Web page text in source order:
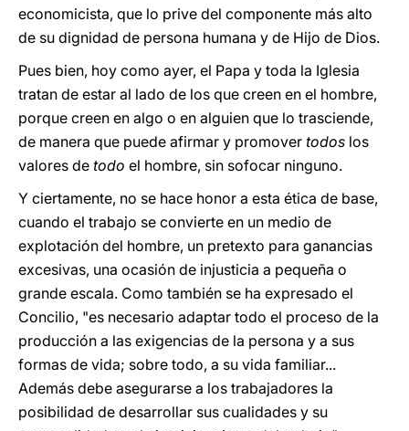
economicista, que lo prive del componente más alto
de su dignidad de persona humana y de Hijo de Dios.
Pues bien, hoy como ayer, el Papa y toda la Iglesia
tratan de estar al lado de los que creen en el hombre,
porque creen en algo o en alguien que lo trasciende,
de manera que puede afirmar y promover todos los
valores de todo el hombre, sin sofocar ninguno.
Y ciertamente, no se hace honor a esta ética de base,
cuando el trabajo se convierte en un medio de
explotación del hombre, un pretexto para ganancias
excesivas, una ocasión de injusticia a pequeña o
grande escala. Como también se ha expresado el
Concilio, "es necesario adaptar todo el proceso de la
producción a las exigencias de la persona y a sus
formas de vida; sobre todo, a su vida familiar...
Además debe asegurarse a los trabajadores la
posibilidad de desarrollar sus cualidades y su